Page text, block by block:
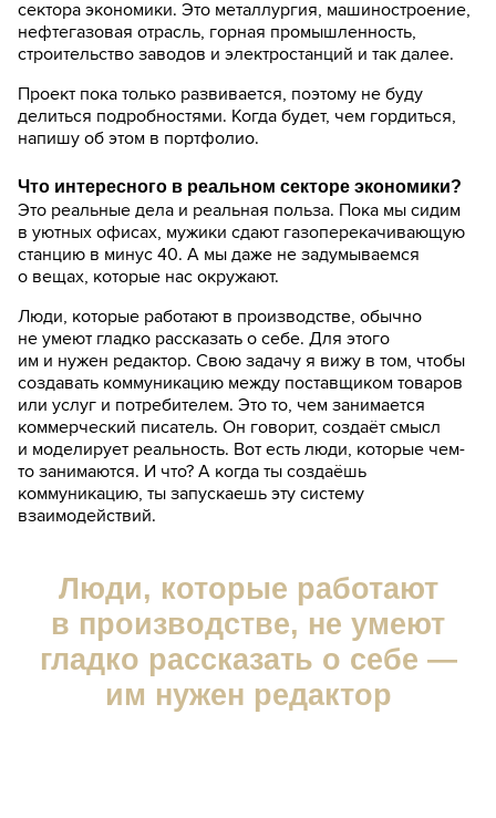
сектора экономики. Это металлургия, машиностроение,
нефтегазовая отрасль, горная промышленность,
строительство заводов и электростанций и так далее.
Проект пока только развивается, поэтому не буду
делиться подробностями. Когда будет, чем гордиться,
напишу об этом в портфолио.
Что интересного в реальном секторе экономики?
Это реальные дела и реальная польза. Пока мы сидим
в уютных офисах, мужики сдают газоперекачивающую
станцию в минус 40. А мы даже не задумываемся
о вещах, которые нас окружают.
Люди, которые работают в производстве, обычно
не умеют гладко рассказать о себе. Для этого
им и нужен редактор. Свою задачу я вижу в том, чтобы
создавать коммуникацию между поставщиком товаров
или услуг и потребителем. Это то, чем занимается
коммерческий писатель. Он говорит, создаёт смысл
и моделирует реальность. Вот есть люди, которые чем-
то занимаются. И что? А когда ты создаёшь
коммуникацию, ты запускаешь эту систему
взаимодействий.
Люди, которые работают
в производстве, не умеют
гладко рассказать о себе —
им нужен редактор